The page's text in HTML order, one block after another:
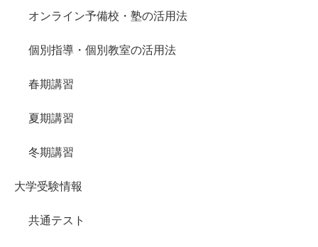
オンライン予備校・塾の活用法
個別指導・個別教室の活用法
春期講習
夏期講習
冬期講習
大学受験情報
共通テスト